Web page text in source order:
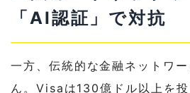
「AI認証」で対抗
一方、伝統的な金融ネットワ
ん。Visaは130億ドル以上を